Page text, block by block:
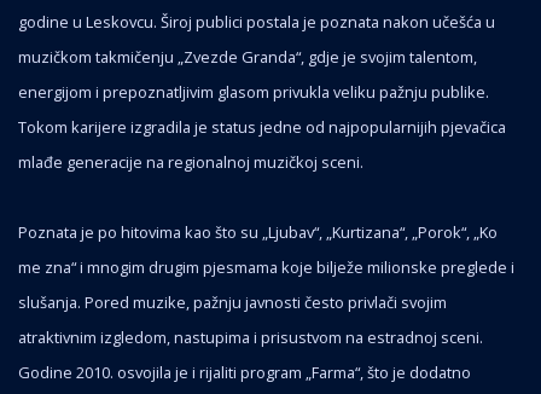
godine u Leskovcu. Široj publici postala je poznata nakon učešća u
muzičkom takmičenju „Zvezde Granda“, gdje je svojim talentom,
energijom i prepoznatljivim glasom privukla veliku pažnju publike.
Tokom karijere izgradila je status jedne od najpopularnijih pjevačica
mlađe generacije na regionalnoj muzičkoj sceni.
Poznata je po hitovima kao što su „Ljubav“, „Kurtizana“, „Porok“, „Ko
me zna“ i mnogim drugim pjesmama koje bilježe milionske preglede i
slušanja. Pored muzike, pažnju javnosti često privlači svojim
atraktivnim izgledom, nastupima i prisustvom na estradnoj sceni.
Godine 2010. osvojila je i rijaliti program „Farma“, što je dodatno